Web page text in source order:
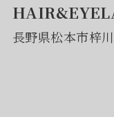
長野県松本市梓